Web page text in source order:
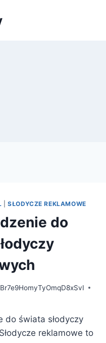
|SŁODYCZE REKLAMOWE
do
do świata słodyczy
reklamowe to